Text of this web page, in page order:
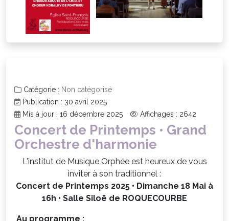
Catégorie : Non catégorisé
Publication : 30 avril 2025
Mis à jour : 16 décembre 2025
Affichages : 2642
Concert de Printemps • Grand
Orchestre d'harmonie
L'institut de Musique Orphée est heureux de vous
inviter à son traditionnel :
Concert de Printemps 2025 • Dimanche 18 Mai à
16h • Salle Siloë de ROQUECOURBE
Au programme :